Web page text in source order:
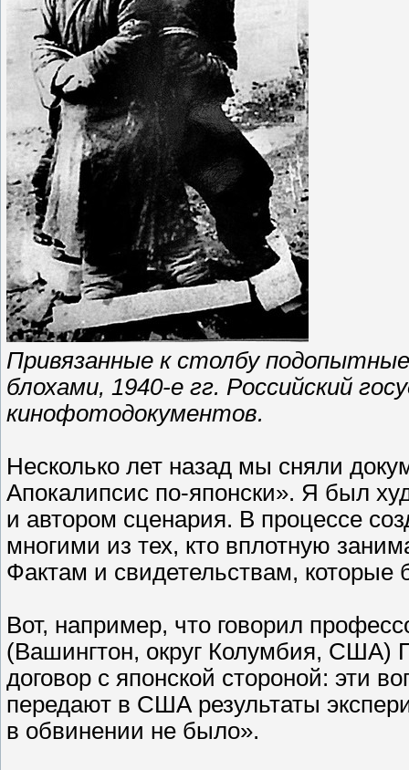
Привязанные к столбу
блохами, 1940-е гг. Российский
кинофотодокументов.
Несколько лет назад мы сняли
Апокалипсис по-японски». Я был
и автором сценария. В процессе
многими из тех, кто вплотную
Фактам и свидетельствам,
Вот, например, что говорил
(Вашингтон, округ Колумбия, США)
договор с японской стороной: эти
передают в США результаты
в обвинении не было».